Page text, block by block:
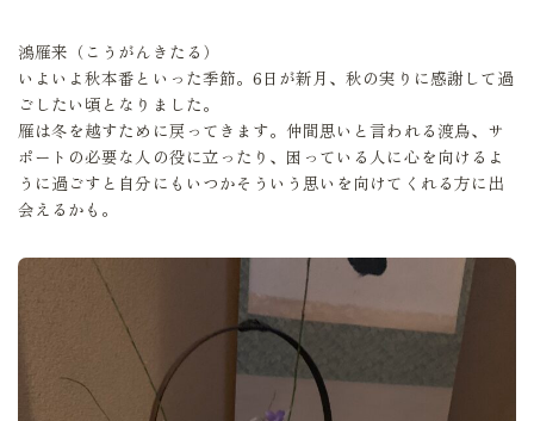
鴻雁来（こうがんきたる）
いよいよ秋本番といった季節。6日が新月、秋の実りに感謝して過
ごしたい頃となりました。
雁は冬を越すために戻ってきます。仲間思いと言われる渡鳥、サ
ポートの必要な人の役に立ったり、困っている人に心を向けるよ
うに過ごすと自分にもいつかそういう思いを向けてくれる方に出
会えるかも。